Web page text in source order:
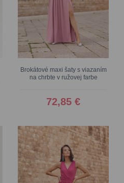
Brokátové maxi šaty s viazaním
na chrbte v ružovej farbe
72,85 €